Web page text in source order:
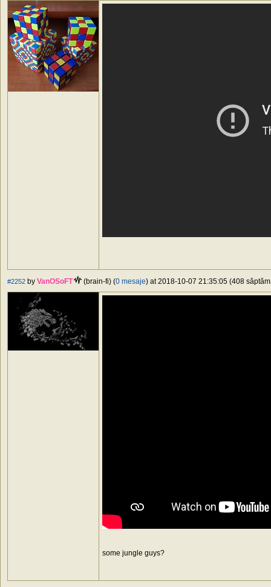
#2252 by VanOSoFT (brain-fi) (0 mesaje) at 2018-10-07 21:35:05 (408
some jungle guys?